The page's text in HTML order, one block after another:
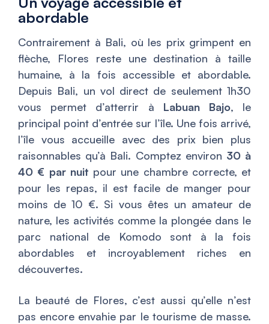
abordable
Contrairement à Bali, où les prix grimpent en
flèche, Flores reste une destination à taille
humaine, à la fois accessible et abordable.
Depuis Bali, un vol direct de seulement 1h30
vous permet d’atterrir à Labuan Bajo, le
principal point d’entrée sur l’île. Une fois arrivé,
l’île vous accueille avec des prix bien plus
raisonnables qu’à Bali. Comptez environ 30 à
40 € par nuit pour une chambre correcte, et
pour les repas, il est facile de manger pour
moins de 10 €. Si vous êtes un amateur de
nature, les activités comme la plongée dans le
parc national de Komodo sont à la fois
abordables et incroyablement riches en
découvertes.
La beauté de Flores, c’est aussi qu’elle n’est
pas encore envahie par le tourisme de masse.